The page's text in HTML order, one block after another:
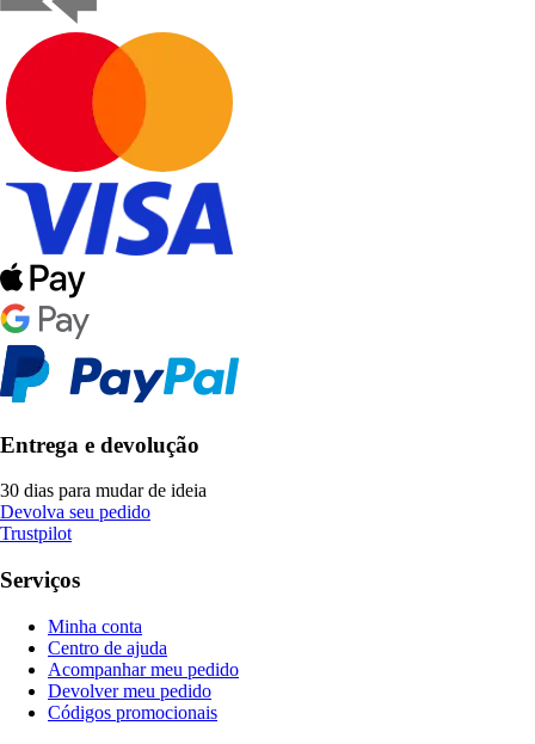
Entrega e devolução
30 dias para mudar de ideia
Devolva seu pedido
Trustpilot
Serviços
Minha conta
Centro de ajuda
Acompanhar meu pedido
Devolver meu pedido
Códigos promocionais